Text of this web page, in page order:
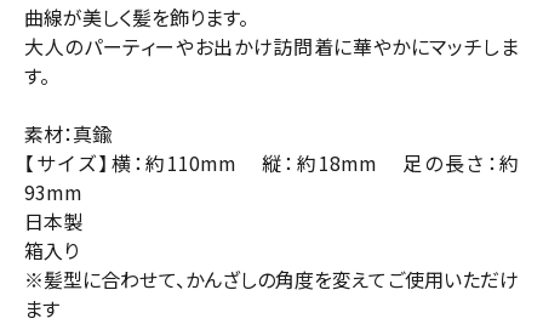
曲線が美しく髪を飾ります。
大人のパーティーやお出かけ訪問着に華やかにマッチしま
す。
素材：真鍮
【サイズ】横：約110mm 縦：約18mm 足の長さ：約
93mm
日本製
箱入り
※髪型に合わせて、かんざしの角度を変えてご使用いただけ
ます